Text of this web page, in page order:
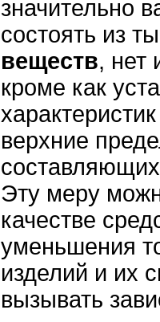
значительно
состоять из
веществ, нет
кроме как
верхние
Эту меру
качестве
уменьшения
изделий и их
вызывать